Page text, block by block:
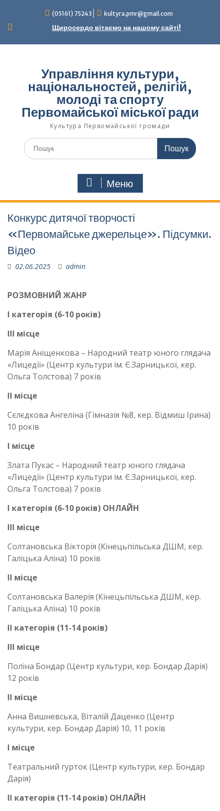
вмісту
(05161) 75243 kultyra.pmr@gmail.com
Щиросердо вітаємо на нашому сайті!
Управління культури,
національностей, релігій,
молоді та спорту
Первомайської міської ради
Культура Первомайcької громади
Шукати:
Меню
Конкурс дитячої творчості
«Первомайське джерельце». Підсумки.
Відео
02.06.2025 admin
РОЗМОВНИЙ ЖАНР
І категорія (6-10 років)
ІІІ місце
Марія Аніщенкова – Народний театр юного глядача
«Лицедії» (Центр культури ім. Є.Зарницької, кер.
Ольга Толстова) 7 років
ІІ місце
Сєлєдкова Ангеліна (Гімназія №8, кер. Відмиш Ірина)
10 років
І місце
Злата Пукас – Народний театр юного глядача
«Лицедії» (Центр культури ім. Є.Зарницької, кер.
Ольга Толстова) 7 років
І категорія (6-10 років) ОНЛАЙН
ІІІ місце
Солтановська Вікторія (Кінецьпільська ДШМ, кер.
Галіцька Аліна) 10 років
ІІ місце
Солтановська Валерія (Кінецьпільська ДШМ, кер.
Галіцька Аліна) 10 років
ІІ категорія (11-14 років)
ІІІ місце
Поліна Бондар (Центр культури, кер. Бондар Дарія)
12 років
ІІ місце
Анна Вишневська, Віталій Даценко (Центр
культури, кер. Бондар Дарія) 10, 11 років
І місце
Театральний гурток (Центр культури, кер. Бондар
Дарія)
ІІ категорія (11-14 років) ОНЛАЙН